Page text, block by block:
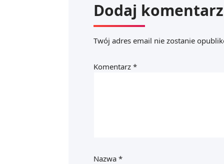
Dodaj komentarz
Twój adres email nie zostanie
Komentarz *
Nazwa *